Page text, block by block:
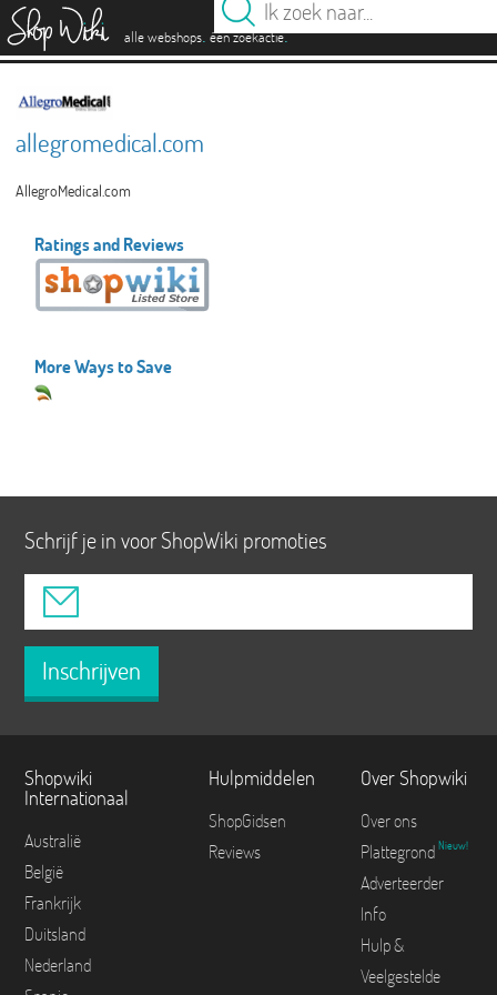
alle webshops. één zoekactie.
allegromedical.com
AllegroMedical.com
Ratings and Reviews
More Ways to Save
Schrijf je in voor ShopWiki promoties
Inschrijven
Shopwiki
Internationaal
Australië
België
Frankrijk
Duitsland
Nederland
Hulpmiddelen
ShopGidsen
Reviews
Over Shopwiki
Over ons
Plattegrond Nieuw!
Adverteerder
Info
Hulp &
Veelgestelde